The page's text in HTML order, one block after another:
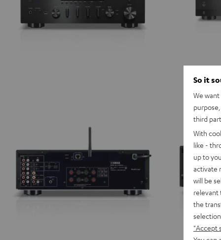
So it
We
third
With
like -
up to
activate
will be
relevant
the
"Accept